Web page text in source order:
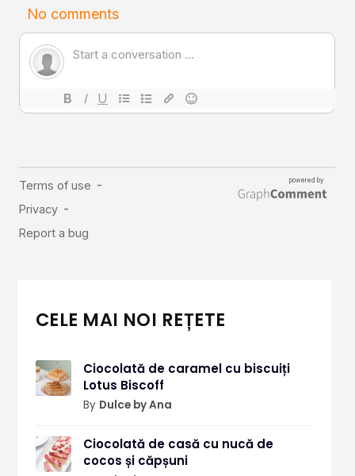
CELE MAI NOI REȚETE
Ciocolată de caramel cu biscuiți
Lotus Biscoff
By Dulce by Ana
Ciocolată de casă cu nucă de
cocos și căpșuni